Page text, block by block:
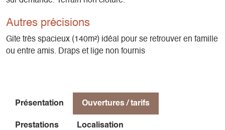
DVD à disposition
Bois fourni pour la cheminée.
Autres précisions
Gite très spacieux (140m²) idéal pour se retrouver en famille
ou entre amis. Draps et lige non fournis
Présentation Ouvertures / tarifs
Prestations Localisation